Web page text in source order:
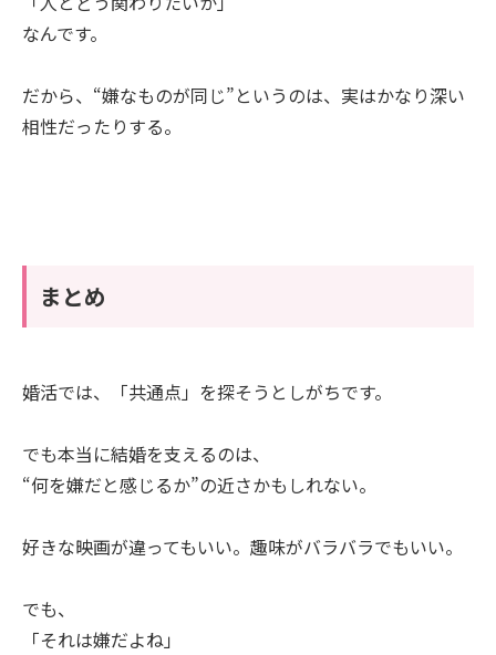
なんです。
だから、“嫌なものが同じ”というのは、実はかなり深い
相性だったりする。
まとめ
婚活では、「共通点」を探そうとしがちです。
でも本当に結婚を支えるのは、
“何を嫌だと感じるか”の近さかもしれない。
好きな映画が違ってもいい。趣味がバラバラでもいい。
でも、
「それは嫌だよね」